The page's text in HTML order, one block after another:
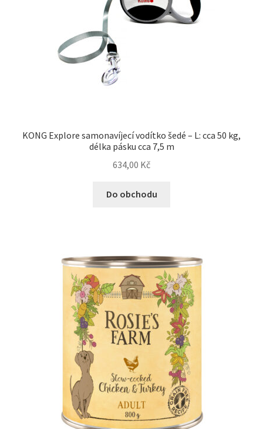
KONG Explore samonavíjecí vodítko šedé – L: cca 50 kg,
délka pásku cca 7,5 m
634,00 Kč
Do obchodu